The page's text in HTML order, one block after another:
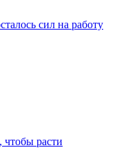
сил на работу
чтобы расти